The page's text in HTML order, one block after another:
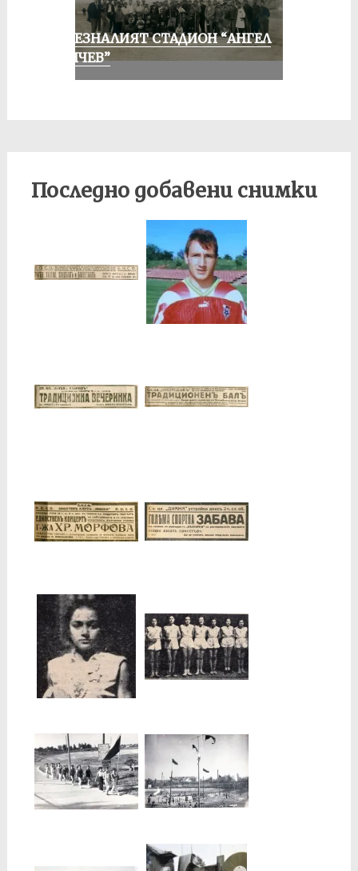
ИЗЧЕЗНАЛИЯТ СТАДИОН “АНГЕЛ
КЪНЧЕВ”
Последно добавени снимки